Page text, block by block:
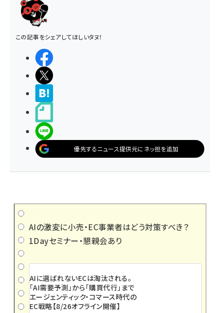
この記事をシェアしてほしいタヌ！
優先するニュース提供元にネッ担を追加
AIの激変に小売・EC事業者はどう対策すべき？
1Dayセミナー・懇親会あり
AIに選ばれないECは淘汰される。
「AI需要予測」から「購買代行」まで
エージェンティック・コマース時代の
EC戦略【8/26オフライン開催】